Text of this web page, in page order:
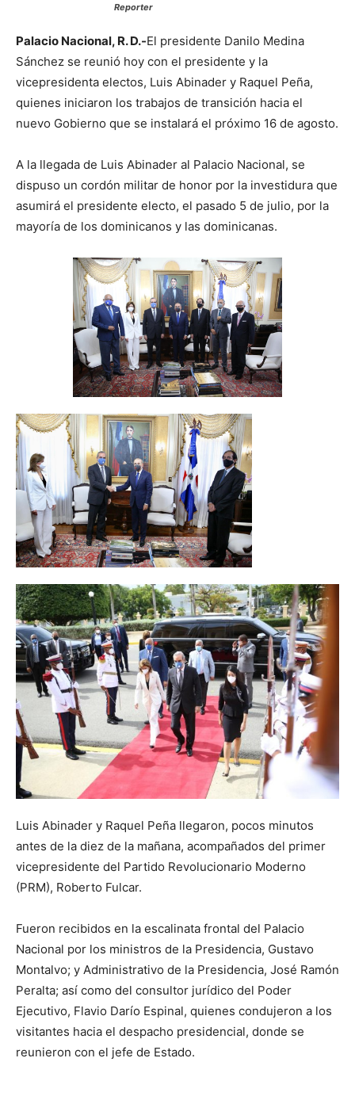
Reporter
Palacio Nacional, R. D.-El presidente Danilo Medina
Sánchez se reunió hoy con el presidente y la
vicepresidenta electos, Luis Abinader y Raquel Peña,
quienes iniciaron los trabajos de transición hacia el
nuevo Gobierno que se instalará el próximo 16 de agosto.
A la llegada de Luis Abinader al Palacio Nacional, se
dispuso un cordón militar de honor por la investidura que
asumirá el presidente electo, el pasado 5 de julio, por la
mayoría de los dominicanos y las dominicanas.
Luis Abinader y Raquel Peña llegaron, pocos minutos
antes de la diez de la mañana, acompañados del primer
vicepresidente del Partido Revolucionario Moderno
(PRM), Roberto Fulcar.
Fueron recibidos en la escalinata frontal del Palacio
Nacional por los ministros de la Presidencia, Gustavo
Montalvo; y Administrativo de la Presidencia, José Ramón
Peralta; así como del consultor jurídico del Poder
Ejecutivo, Flavio Darío Espinal, quienes condujeron a los
visitantes hacia el despacho presidencial, donde se
reunieron con el jefe de Estado.